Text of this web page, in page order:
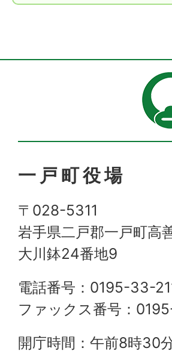
一戸町役場
〒028-5311
岩手県二戸郡一戸町高
大川鉢24番地9
電話番号：0195-33-
ファックス番号：
開庁時間：午前8時30